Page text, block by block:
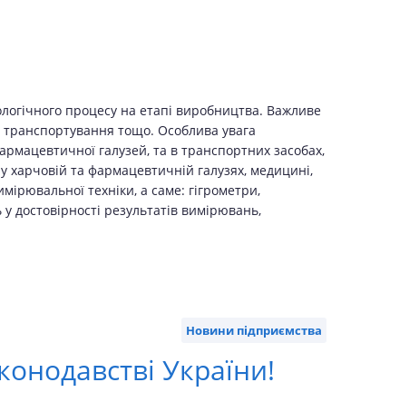
процесу на етапі виробництва. Важливе
транспортування тощо. Особлива увага
галузей, та в транспортних засобах,
та фармацевтичній галузях, медицині,
техніки, а саме: гігрометри,
результатів вимірювань,
Новини підприємства
України!